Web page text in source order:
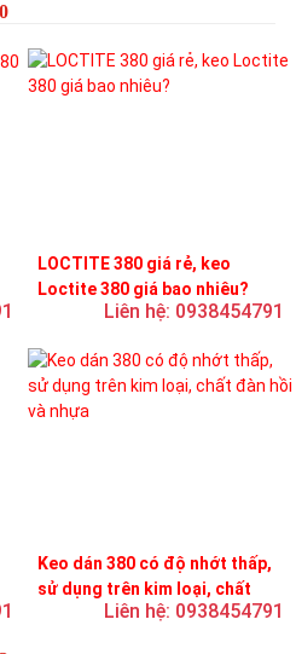
LOCTITE 380 giá rẻ, keo
Loctite 380 giá bao nhiêu?
Liên hệ: 0938454791
Keo dán 380 có độ nhớt thấp,
sử dụng trên kim loại, chất
đàn hồi và nhựaLiên hệ: 0938454791